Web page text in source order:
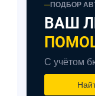
ПОДБОР
ВАШ
С учётом